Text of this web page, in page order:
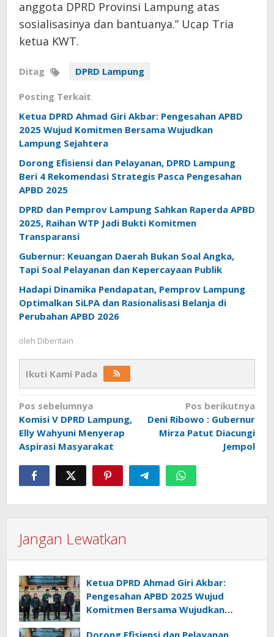
anggota DPRD Provinsi Lampung atas
sosialisasinya dan bantuanya.” Ucap Tria
ketua KWT.
Ditag DPRD Lampung
Posting Terkait
Ketua DPRD Ahmad Giri Akbar: Pengesahan APBD
2025 Wujud Komitmen Bersama Wujudkan
Lampung Sejahtera
Dorong Efisiensi dan Pelayanan, DPRD Lampung
Beri 4 Rekomendasi Strategis Pasca Pengesahan
APBD 2025
DPRD dan Pemprov Lampung Sahkan Raperda APBD
2025, Raihan WTP Jadi Bukti Komitmen
Transparansi
Gubernur: Keuangan Daerah Bukan Soal Angka,
Tapi Soal Pelayanan dan Kepercayaan Publik
Hadapi Dinamika Pendapatan, Pemprov Lampung
Optimalkan SiLPA dan Rasionalisasi Belanja di
Perubahan APBD 2026
oleh Diberitain
Ikuti Kami Pada
Navigasi
pos
Pos sebelumnya
Komisi V DPRD Lampung,
Elly Wahyuni Menyerap
Aspirasi Masyarakat
Pos berikutnya
Deni Ribowo : Gubernur
Mirza Patut Diacungi
Jempol
Jangan Lewatkan
Ketua DPRD Ahmad Giri Akbar:
Pengesahan APBD 2025 Wujud
Komitmen Bersama Wujudkan
Dorong Efisiensi dan Pelayanan,